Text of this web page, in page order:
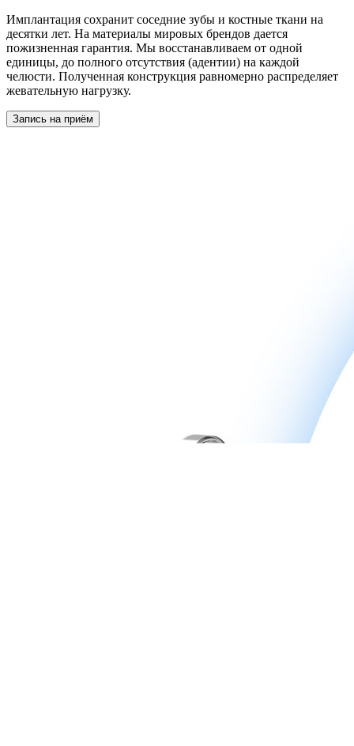
Имплантация сохранит соседние зубы и костные ткани на
десятки лет. На материалы мировых брендов дается
пожизненная гарантия. Мы восстанавливаем от одной
единицы, до полного отсутствия (адентии) на каждой
челюсти. Полученная конструкция равномерно распределяет
жевательную нагрузку.
Запись на приём